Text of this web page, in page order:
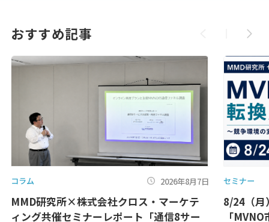
おすすめ記事
コラム 2026年8月7日
MMD研究所×株式会社クロス・マーケテ
ィング共催セミナーレポート「通信8サー
セミナー
8/24（月
「